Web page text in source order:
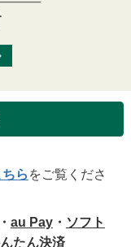
ちら をご覧くださ
au Pay・ ソフト
たん決済